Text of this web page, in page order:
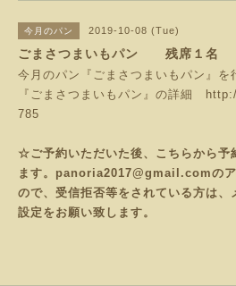
今月のパン 2019-10-08 (Tue)
ごまさつまいもパン 残席１名
今月のパン『ごまさつまいもパン』を
『ごまさつまいもパン』の詳細
785
☆ご予約いただいた後、こちらから予
ます。panoria2017@gmail.comのア
ので、受信拒否等をされている方は、
設定をお願い致します。